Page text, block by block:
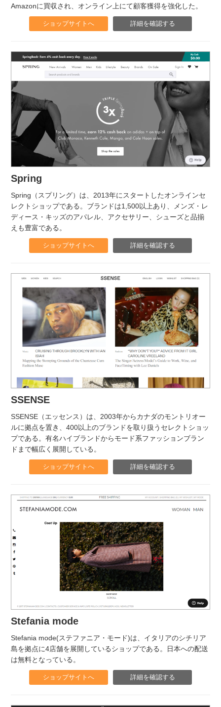
Amazonに買収され、オンライン上にて顧客獲得を強化した。
ショップサイトへ 詳細を確認する
Spring
Spring（スプリング）は、2013年にスタートしたオンラインセ
レクトショップである。ブランドは1,500以上あり、メンズ・レ
ディース・キッズのアパレル、アクセサリー、シューズと品揃
えも豊富である。
ショップサイトへ 詳細を確認する
SSENSE
SSENSE（エッセンス）は、2003年からカナダのモントリオー
ルに拠点を置き、400以上のブランドを取り扱うセレクトショッ
プである。有名ハイブランドからモード系ファッションブラン
ドまで幅広く展開している。
ショップサイトへ 詳細を確認する
Stefania mode
Stefania mode(ステファニア・モード)は、イタリアのシチリア
島を拠点に4店舗を展開しているショップである。日本への配送
は無料となっている。
ショップサイトへ 詳細を確認する